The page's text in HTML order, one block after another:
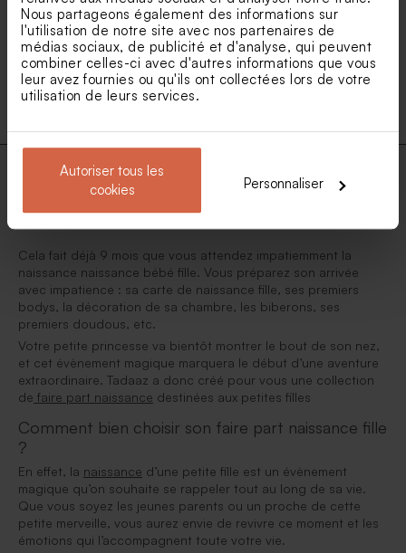
Nous partageons également des informations sur
l'utilisation de notre site avec nos partenaires de
médias sociaux, de publicité et d'analyse, qui peuvent
combiner celles-ci avec d'autres informations que vous
leur avez fournies ou qu'ils ont collectées lors de votre
utilisation de leurs services.
Autoriser tous les
cookies
Personnaliser
1 2 3 4
... 13
Faire-part de naissance pour fille
Cela fait déjà 9 mois que vous attendez impatiemment la
naissance naissance bébé fille. Vous préparez son arrivée
avec impatience : sa carte de naissance fille, ses premiers
bodys, la décoration de sa chambre, les biberons, ses
premiers doudous, etc.
Votre petite princesse va bientôt montrer le bout de son nez,
et cet évènement magique marquera le début d’une aventure
extraordinaire. Tadaaz a donc créé pour vous une collection
de faire part naissance destinées aux petites filles
Comment bien choisir son faire part naissance fille
?
En effet, la naissance d’une petite fille est un évènement
magique qu’on souhaite se rappeler tout au long de sa vie.
Que vous soyez les jeunes parents ou un proche de cette
petite merveille, vous aurez envie de revivre ce moment et les
émotions qui l’accompagnent toute votre vie.